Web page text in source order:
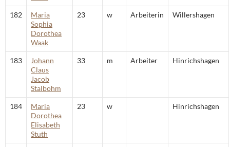
182
Maria
Sophia
Dorothea
Waak
23 w Arbeiterin Willershagen
183
Johann
Claus
Jacob
Stalbohm
33 m Arbeiter Hinrichshagen
184
Maria
Dorothea
Elisabeth
Stuth
23 w Hinrichshagen